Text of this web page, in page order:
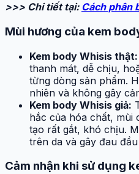
>>> Chi tiết tại: Cách phân
Mùi hương của kem
Kem body Whisis thật:
thanh mát, dễ chịu,
từng dòng sản phẩm.
nhiên và không gây
Kem body Whisis giả:
hắc của hóa chất, mùi
tạo rất gắt, khó chịu.
trên da và gây đau
Cảm nhận khi sử dụng